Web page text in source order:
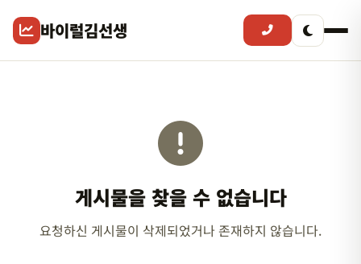
바이럴김선생
게시물을 찾을 수 없습니다
요청하신 게시물이 삭제되었거나 존재하지 않습니다.